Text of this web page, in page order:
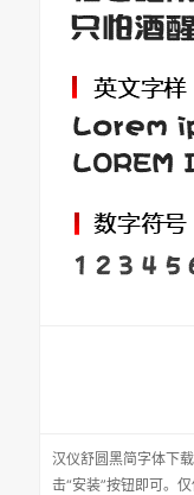
汉仪舒圆黑简字体下载
击“安装”按钮即可。